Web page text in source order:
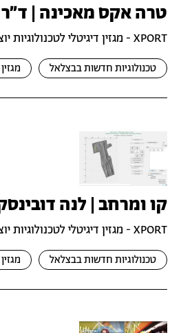
טרה אקס מאכינה |
XPORT - מגזין דיגיטלי לטכנולוגיות יוצרות
טכנולוגיות חדשות בבצלאל
קו ומרחב | לנה
XPORT - מגזין דיגיטלי לטכנולוגיות יוצרות
טכנולוגיות חדשות בבצלאל